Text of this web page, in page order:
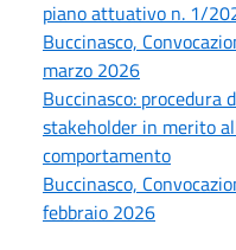
piano attuativo n. 1/
Buccinasco,
marzo 2026
Buccinasco: procedura
stakeholder in merito
comportamento
Buccinasco,
febbraio 2026